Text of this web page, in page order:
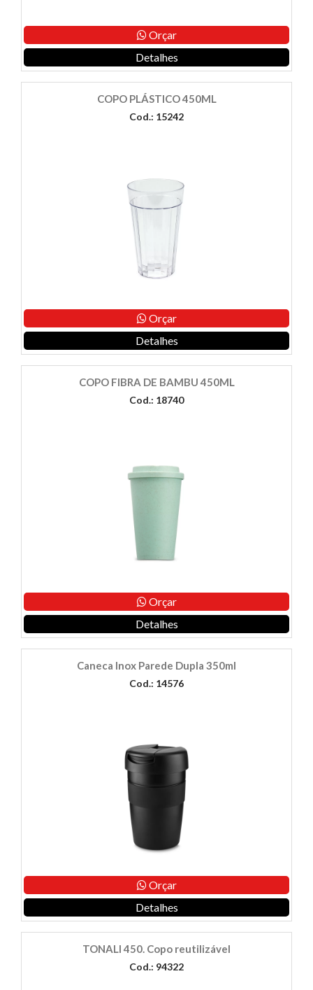
Orçar
Detalhes
COPO PLÁSTICO 450ML
Cod.: 15242
Orçar
Detalhes
COPO FIBRA DE BAMBU 450ML
Cod.: 18740
Orçar
Detalhes
Caneca Inox Parede Dupla 350ml
Cod.: 14576
Orçar
Detalhes
TONALI 450. Copo reutilizável
Cod.: 94322